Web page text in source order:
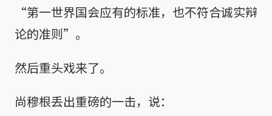
“第一世界国会应有的标准，也不符合诚实辩
论的准则”。
然后重头戏来了。
尚穆根丢出重磅的一击，说：